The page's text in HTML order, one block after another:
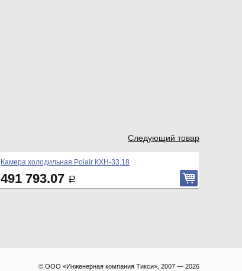
Следующий товар
Камера холодильная Polair КХН-33,18
491 793.07 Р
© ООО «Инженерная компания Тикси», 2007 — 2026